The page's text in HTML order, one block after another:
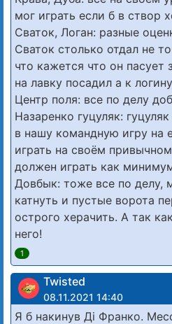
мог играть если б в створ
Сваток, Логан: разные
Сваток столько отдал не
что кажется что он пасует
на лавку посадил а к
Центр поля: все по делу
Назаренко гуцуляк:
в нашу командную игру на
играть на своём
должен играть как
Довбык: тоже все по делу,
катнуть и пустые ворота
острого херачить. А так
него!
1
Twisted
08.11.2021 14:40
Я б накинув Ді Франко.